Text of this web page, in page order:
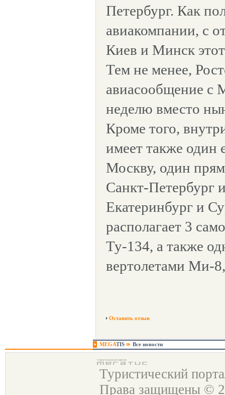
Петербург. Как
авиакомпании, с
Киев и Минск
Тем не менее,
авиасообщение с
неделю вместо
Кроме того,
имеет также один
Москву, один
Санкт-Петербург
Екатеринбург и
располагает 3
Ту-134, а также
вертолетами Ми-
Оставить отзыв
MEGATIS Все новости
Туристический
Права защищены ©